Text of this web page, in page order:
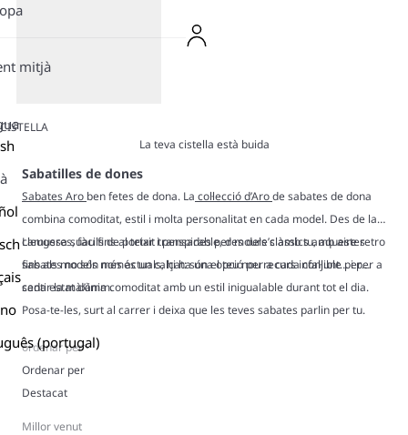
mitjà
(portugal)
CISTELLA
La teva cistella està buida
Sabatilles de dones
Sabates Aro ben fetes de dona. La col·lecció d’Arode sabates de dona
combina comoditat, estil i molta personalitat en cada model. Des de la
camussa suau fins al teixit transpirable, des dels clàssics amb aire retro
fins als models més actuals, hi ha una opció per a cada conjunt… i per a
cada estat d’ànim.
Lleugeres, fàcils de portar i pensades per moure’s amb tu, aquestes
sabates no són només un calçat: són el teu nou recurs infal·lible per
sentir la màxima comoditat amb un estil inigualable durant tot el dia.
Posa-te-les, surt al carrer i deixa que les teves sabates parlin per tu.
ordenar per
Ordenar per
Destacat
Millor venut